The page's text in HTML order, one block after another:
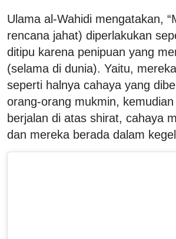
Ulama al-Wahidi mengatakan,
rencana jahat) diperlakukan
ditipu karena penipuan yang
(selama di dunia). Yaitu,
seperti halnya cahaya yang
orang-orang mukmin,
berjalan di atas shirat, cahaya
dan mereka berada dalam